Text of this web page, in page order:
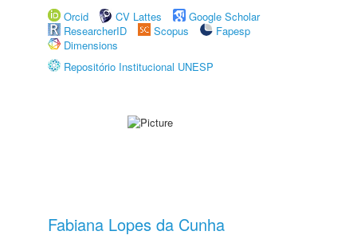
Orcid
CV Lattes
Google Scholar
ResearcherID
Scopus
Fapesp
Dimensions
Repositório Institucional UNESP
Fabiana Lopes da Cunha